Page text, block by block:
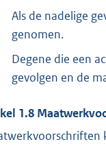
Als de nadelige
genomen.
Degene die een
gevolgen en de
1.8